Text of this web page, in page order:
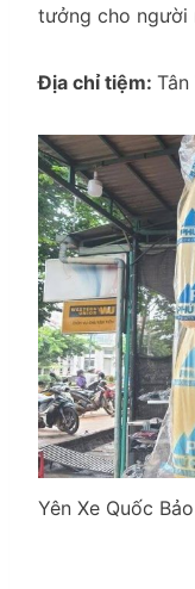
tưởng cho người
Địa chỉ tiệm:
Yên Xe Quốc